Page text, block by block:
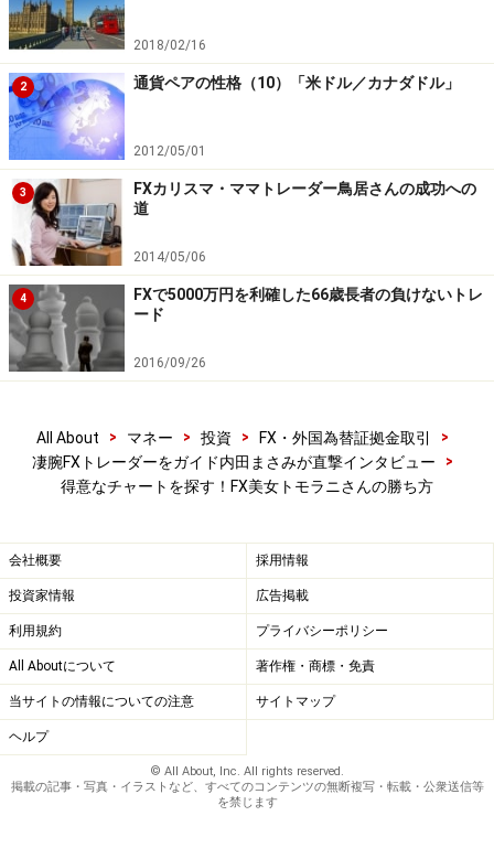
ガイド内田例えば、トモラニさんはどんな風に自分を
受け入れてトレード方法を考えたのですか？
トモラニさん
ことで、エントリーのタイミングなどに間違いがなかっ
たことはわかりました。それで改めて自分のトレードに
自信を持つことができたの。自信が持てたからこそ、ト
レードで失敗したとしても、その失敗は次のトレードへ
の通過点のひとつだと切り替えられるようになりまし
た。
ガイド内田自分を認めてあげることが重要なのです
トモラニさん チャートを見ていると、どうしても今、
ポジションを持ちたくてたまらなくなる時ってあります
るポジションを持てばいい。私は、しっかり利益を追求
する口座など、常に4口座くらいを稼働させているか
な。癖を直すのはとても大変なことだけど、癖とうまく
付き合う環境を整えておけば、無理したり、自分を否定
せずにうまく付き合っていけるでしょう。自分のトレー
ドの形さえできてしまえば、後は利益がついてきてくれ
るようになりますよ。
2018/02/16
2 通貨ペアの性格（10）「米ドル／カナダドル」
2012/05/01
3
FXカリスマ・ママトレーダー鳥居さんの成功への
道
2014/05/06
4
FXで5000万円を利確した66歳長者の負けないトレ
ード
2016/09/26
All About > マネー > 投資 > FX・外国為替証拠金取引
>
凄腕FXトレーダーをガイド内田まさみが直撃インタビュー
>
得意なチャートを探す！FX美女トモラニさんの勝ち方
会社概要 採用情報
投資家情報 広告掲載
利用規約 プライバシーポリシー
All Aboutについて 著作権・商標・免責
当サイトの情報についての注意 サイトマップ
ヘルプ
© All About, Inc. All rights reserved.
掲載の記事・写真・イラストなど、すべてのコンテンツの無断複写・転載・公衆送信等
を禁じます